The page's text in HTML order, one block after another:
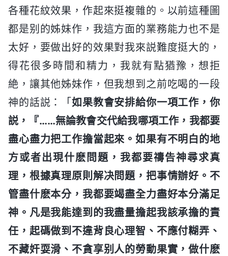
各種花紋效果，作起來挺複雜的。以前這種圖
都是别的姊妹作，我這方面的業務能力也不是
太好，要做出好的效果對我來説難度挺大的，
得花很多時間和精力，我就有點猶豫，想拒
絶，讓其他姊妹作，但我想到之前吃喝的一段
神的話説：「如果教會安排給你一項工作，你
説，『……無論教會交代給我哪項工作，我都要
盡心盡力把工作擔當起來。如果有不明白的地
方或者出現什麽問題，我都要禱告神尋求真
理，根據真理原則解决問題，把事情辦好。不
管盡什麽本分，我都要竭盡全力盡好本分滿足
神。凡是我能達到的我盡量擔起我該承擔的責
任，起碼做到不違背良心理智、不應付糊弄、
不藏奸耍滑、不貪享别人的勞動果實，做什麽